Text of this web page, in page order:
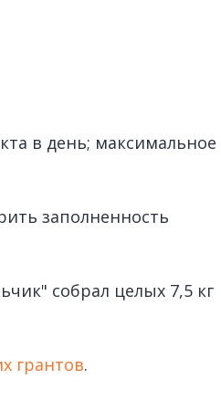
в день; максимальное
заполненность
собрал целых 7,5 кг
грантов.